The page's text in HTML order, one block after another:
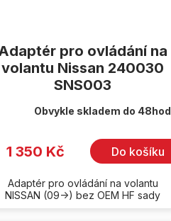
pro ovládání na
volantu Nissan 240030
SNS003
Obvykle skladem do 48hod
1 350 Kč Do košíku
Adaptér pro ovládání na volantu
NISSAN (09->) bez OEM HF sady